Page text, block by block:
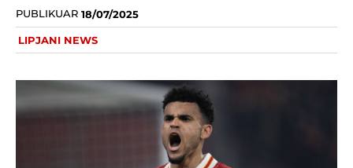
PUBLIKUAR 18/07/2025
LIPJANI NEWS